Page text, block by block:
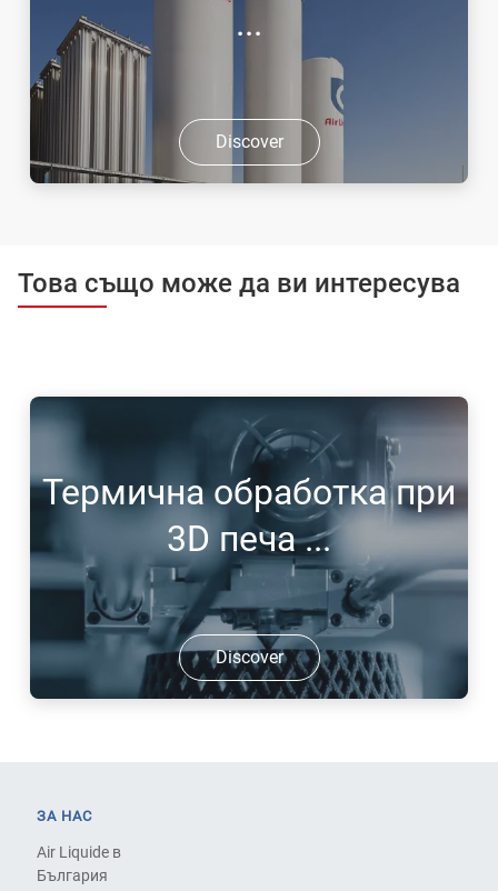
...
Discover
Това също може да ви интересува
Термична обработка при
3D печа ...
Discover
ЗА НАС
Air Liquide в
България